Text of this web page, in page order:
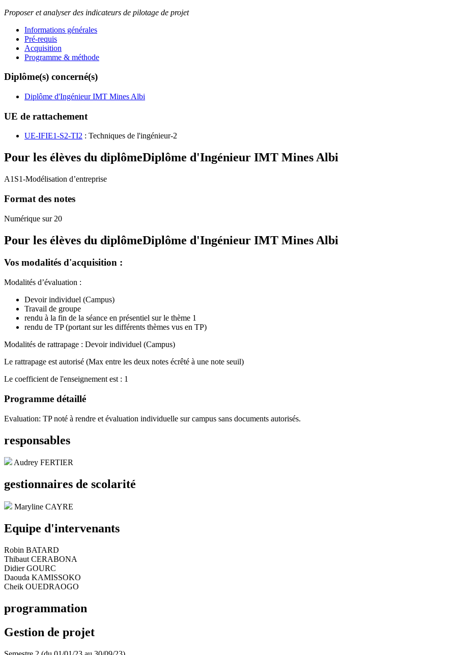
Proposer et analyser des indicateurs de pilotage de projet
Informations générales
Pré-requis
Acquisition
Programme & méthode
Diplôme(s) concerné(s)
Diplôme d'Ingénieur IMT Mines Albi
UE de rattachement
UE-IFIE1-S2-TI2 : Techniques de l'ingénieur-2
Pour les élèves du diplômeDiplôme d'Ingénieur IMT Mines Albi
A1S1-Modélisation d’entreprise
Format des notes
Numérique sur 20
Pour les élèves du diplômeDiplôme d'Ingénieur IMT Mines Albi
Vos modalités d'acquisition :
Modalités d’évaluation :
Devoir individuel (Campus)
Travail de groupe
rendu à la fin de la séance en présentiel sur le thème 1
rendu de TP (portant sur les différents thèmes vus en TP)
Modalités de rattrapage : Devoir individuel (Campus)
Le rattrapage est autorisé (Max entre les deux notes écrêté à une note seuil)
Le coefficient de l'enseignement est : 1
Programme détaillé
Evaluation: TP noté à rendre et évaluation individuelle sur campus sans documents autorisés.
responsables
Audrey FERTIER
gestionnaires de scolarité
Maryline CAYRE
Equipe d'intervenants
Robin BATARD
Thibaut CERABONA
Didier GOURC
Daouda KAMISSOKO
Cheik OUEDRAOGO
programmation
Gestion de projet